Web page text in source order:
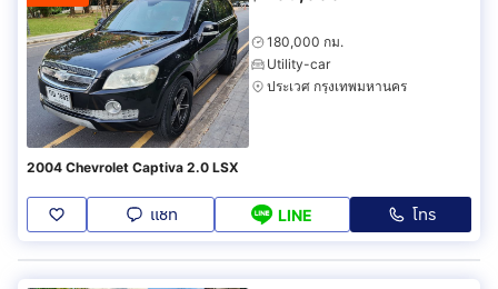
180,000 กม.
Utility-car
ประเวศ กรุงเทพมหานคร
2004 Chevrolet Captiva 2.0 LSX
แชท LINE โทร